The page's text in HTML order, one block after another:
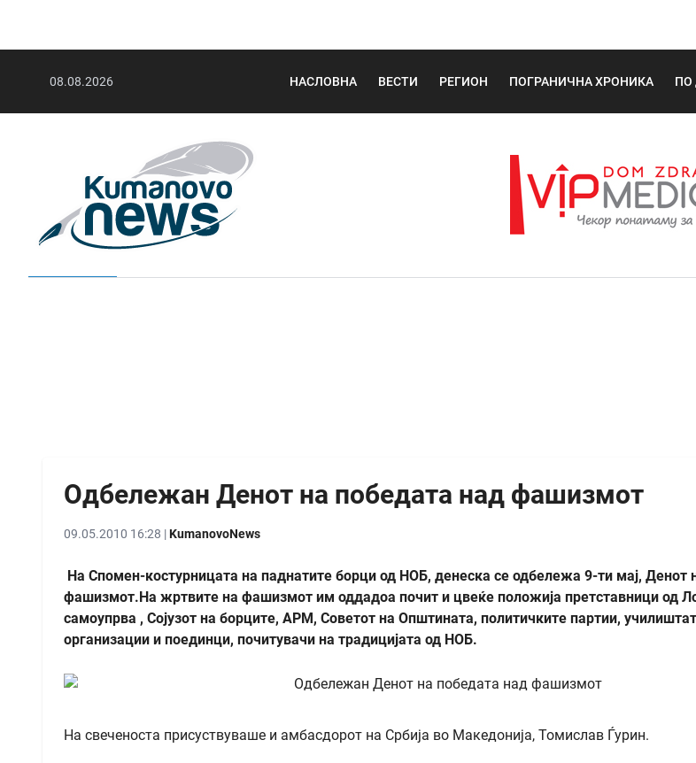
08.08.2026 НАСЛОВНА ВЕСТИ РЕГИОН ПОГРАНИЧНА ХРОНИКА ПО
Одбележан Денот на победата над фашизмот
09.05.2010 16:28 |KumanovoNews
На Спомен-костурницата на паднатите борци од НОБ, денеска се одбележа 9-ти мај, Денот
фашизмот.На жртвите на фашизмот им оддадоа почит и цвеќе положија претставници од
самоупрва , Сојузот на борците, АРМ, Советот на Општината, политичките партии,
организации и поединци, почитувачи на традицијата од НОБ.
На свеченоста присуствуваше и амбасдорот на Србија во Македонија, Томислав Ѓурин.